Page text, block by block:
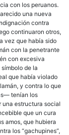
con los peruanos.
una nueva
contra
continuaron otros,
vez que había sido
con la penetrante
con excesiva
de la
que había violado
y contra lo que
tenían los
una estructura social
que un cura
amos, que hubiera
los “gachupines”,